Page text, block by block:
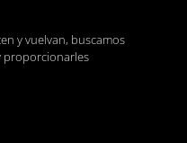
y vuelvan, buscamos
proporcionarles